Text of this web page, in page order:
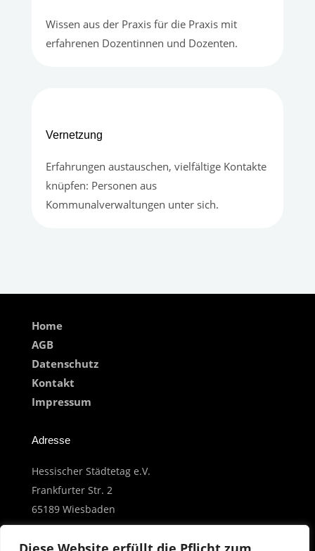
Wissen aus der Praxis für die Praxis mit
erfahrenen Dozentinnen und Dozenten.
Vernetzung
Erfahrungen austauschen, vielfältige Kontakte
knüpfen: Personen aus
Kommunalverwaltungen unter sich.
Home
AGB
Datenschutz
Kontakt
Impressum
Adresse
Hessischer Städtetag e.V.
Frankfurter Str. 2
65189 Wiesbaden